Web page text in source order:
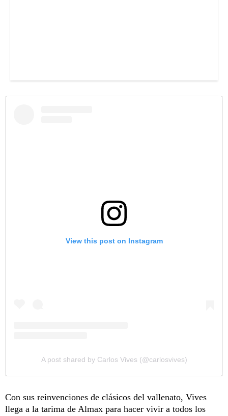
View this post on Instagram
A post shared by Carlos Vives (@carlosvives)
Con sus reinvenciones de clásicos del vallenato, Vives
llega a la tarima de Almax para hacer vivir a todos los